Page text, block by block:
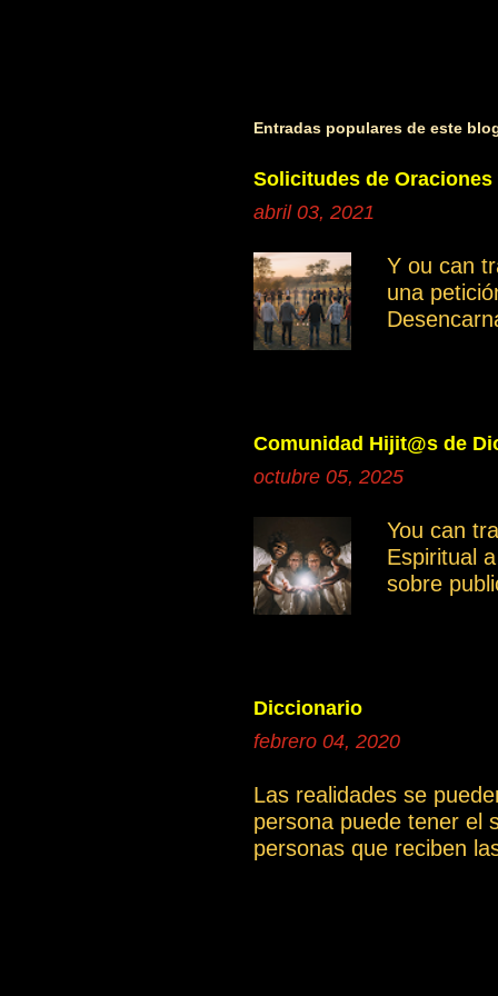
Entradas populares de este
Solicitudes de Oraciones
abril 03, 2021
Y ou can
una
Saber
grupo
grupo es
otro
intención
Comunidad Hijit@s de
octubre 05, 2025
You can
Espiritual
sobre
1a.El
Diccionario
febrero 04, 2020
Las realidades se
persona puede tener el
personas que reciben
cual es una gran